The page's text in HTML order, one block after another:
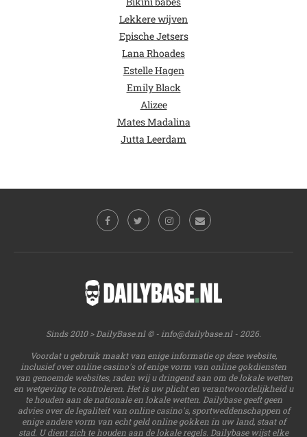
Lekkere wijven
Epische Jetsers
Lana Rhoades
Estelle Hagen
Emily Black
Alizee
Mates Madalina
Jutta Leerdam
Sinds 2010 > DailyBase.nl © - info@dailybase.nl- 2026.
Voordat u gebruik maakt van enige informatie op deze website,
inclusief over online casino's of enige vorm van online gokdiensten
van genoemde websites, raden wij u dringend aan om de lokale wetten
en wetgeving te controleren. Het is uw plicht en verantwoordelijkheid u
te houden aan de nationale en lokale wetten. Dailybase geeft geen
advies over de legaliteit van online casino's, sportweddenschappen of
enige andere vorm van echt geld online gokken in uw land, staat of
stad. U dient zich te houden aan de lokale regels. Dailybase wijst elke